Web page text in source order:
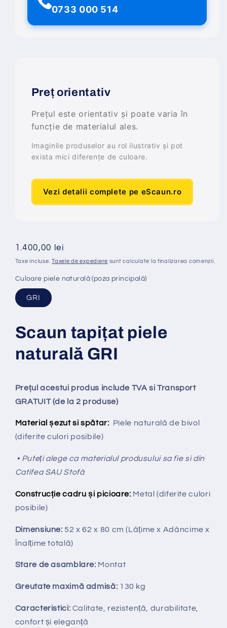
0733 000 514
Preț orientativ
Prețul este orientativ și poate varia în
funcție de materialul ales.
Imaginile produselor au rol ilustrativ și pot
exista mici diferențe de culoare.
Vezi detalii complete pe eScaun.ro
Preț
obișnuit
1.400,00 lei
Taxe incluse.Taxele de expediere sunt calculate la finalizarea comenzii.
Culoare piele naturală (poza principală)
GRI
Scaun tapițat piele
naturală GRI
Prețul acestui produs include TVA si Transport
GRATUIT (de la 2 produse)
Material șezut si spătar: Piele naturală de bivol
(diferite culori posibile)
• Puteți alege ca materialul produsului sa fie si din
Catifea SAU Stofă
Construcție cadru și picioare: Metal (diferite culori
posibile)
Dimensiune: 52 x 62 x 80 cm(Lățime x Adâncime x
Înalțime totală)
Stare de asamblare: Montat
Greutate maximă admisă: 130 kg
Caracteristici: Calitate, rezistență, durabilitate,
confort și eleganță